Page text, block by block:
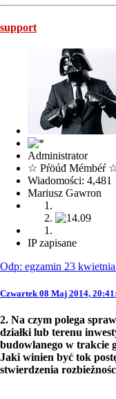
support
Administrator
☆ Pŕöúđ Mémbéŕ
Wiadomości: 4,481
Mariusz Gawron
IP zapisane
Odp: egzamin 23
Czwartek 08 Maj 2014,
2. Na czym polega
działki lub terenu
budowlanego w trakcie
Jaki winien być tok
stwierdzenia